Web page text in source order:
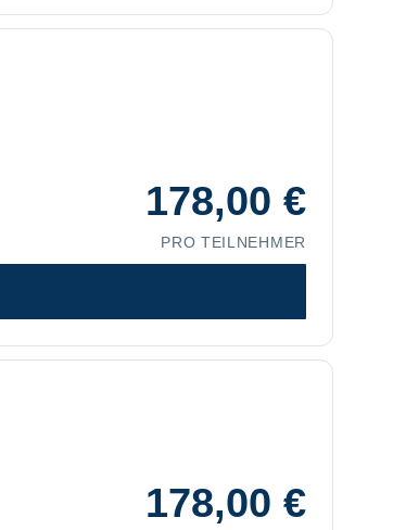
178,00 €
PRO TEILNEHMER
178,00 €